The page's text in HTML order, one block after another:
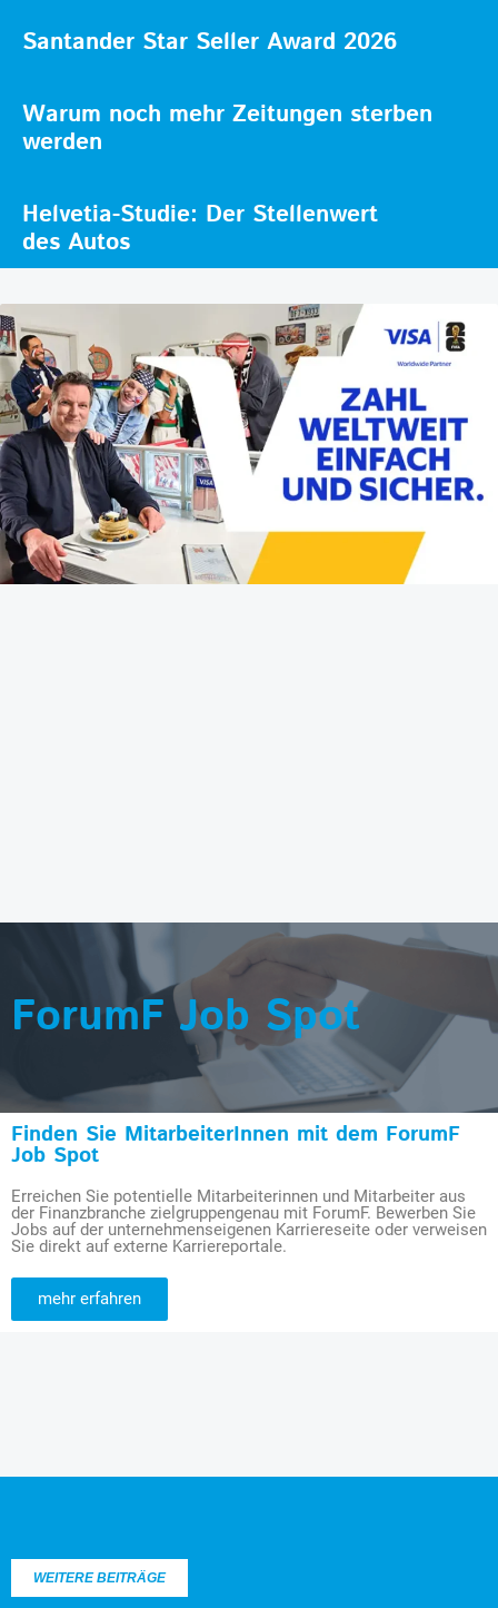
Santander Star Seller Award 2026
Warum noch mehr Zeitungen sterben
werden
Helvetia-Studie: Der Stellenwert
des Autos
ForumF Job Spot
Finden Sie MitarbeiterInnen mit dem ForumF
Job Spot
Erreichen Sie potentielle Mitarbeiterinnen und Mitarbeiter aus
der Finanzbranche zielgruppengenau mit ForumF. Bewerben Sie
Jobs auf der unternehmenseigenen Karriereseite oder verweisen
Sie direkt auf externe Karriereportale.
mehr erfahren
WEITERE BEITRÄGE